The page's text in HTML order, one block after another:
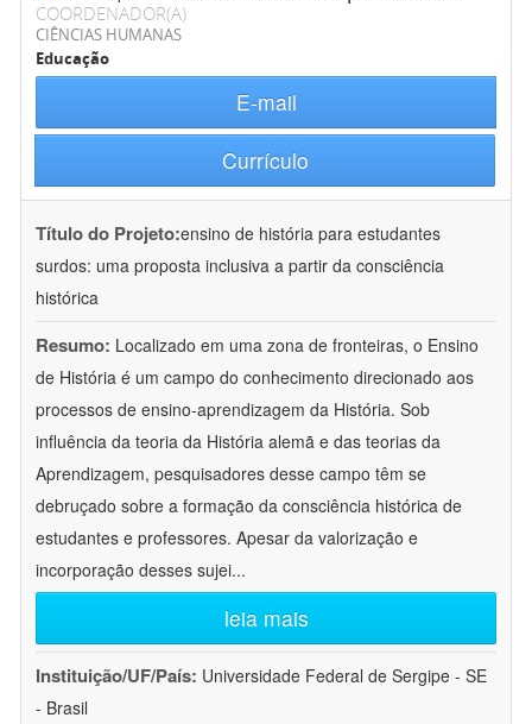
COORDENADOR(A)
CIÊNCIAS HUMANAS
Educação
E-mail
Currículo
Título do Projeto:ensino de história para estudantes
surdos: uma proposta inclusiva a partir da consciência
histórica
Resumo: Localizado em uma zona de fronteiras, o Ensino
de História é um campo do conhecimento direcionado aos
processos de ensino-aprendizagem da História. Sob
influência da teoria da História alemã e das teorias da
Aprendizagem, pesquisadores desse campo têm se
debruçado sobre a formação da consciência histórica de
estudantes e professores. Apesar da valorização e
incorporação desses sujei...
leia mais
Instituição/UF/País: Universidade Federal de Sergipe - SE
- Brasil